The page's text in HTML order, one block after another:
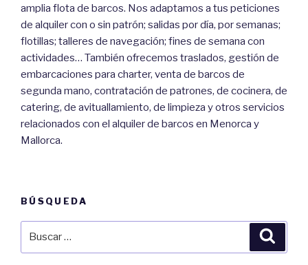
amplia flota de barcos. Nos adaptamos a tus peticiones
de alquiler con o sin patrón; salidas por día, por semanas;
flotillas; talleres de navegación; fines de semana con
actividades… También ofrecemos traslados, gestión de
embarcaciones para charter, venta de barcos de
segunda mano, contratación de patrones, de cocinera, de
catering, de avituallamiento, de limpieza y otros servicios
relacionados con el alquiler de barcos en Menorca y
Mallorca.
BÚSQUEDA